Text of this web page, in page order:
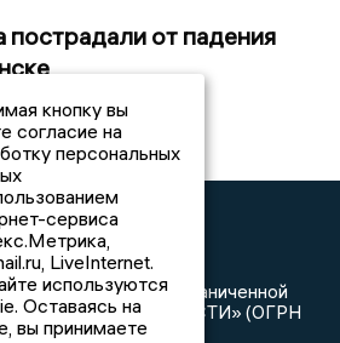
пострадали от падения
© NEWSLIPETSK.RU | СИ
Липецка»
Общество с ограниченной
НОВОСТИ» (ОГРН
кнопку вы
согласие на
персональных
сервиса
LiveInternet.
используются
Оставаясь на
вы принимаете